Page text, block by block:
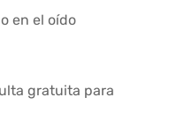
en el oído
gratuita para